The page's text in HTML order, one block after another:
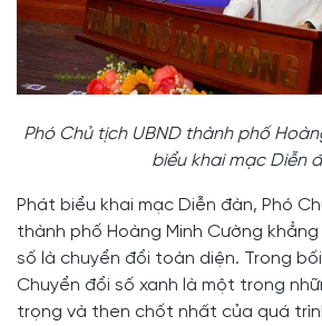
Phó Chủ tịch UBND thành phố
biểu khai mạc Diễn
Phát biểu khai mạc Diễn đàn, Phó
thành phố Hoàng Minh Cường khẳng
số là chuyển đổi toàn diện. Trong
Chuyển đổi số xanh là một trong
trọng và then chốt nhất của quá